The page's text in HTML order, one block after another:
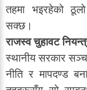
तहमा भइरहेको
सक्छ।
राजस्व चुहावट
स्थानीय सरकार
नीति र मापदण्ड